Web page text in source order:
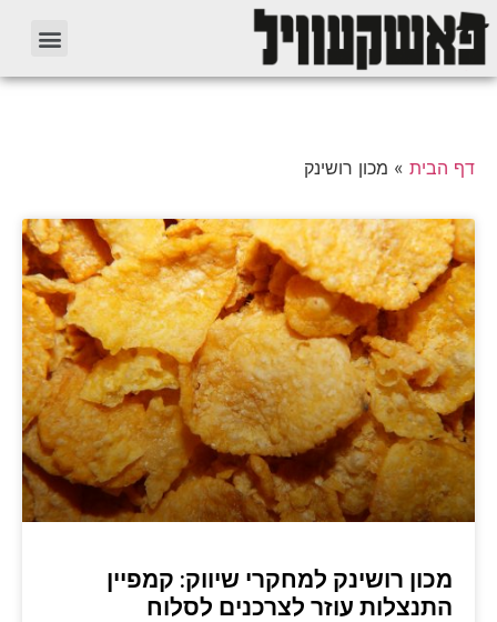
דף הבית » מכון רושינק
מכון רושינק למחקרי שיווק: קמפיין
התנצלות עוזר לצרכנים לסלוח